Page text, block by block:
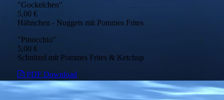
"Gockelchen"
5,00 €
Hähnchen - Nuggets mit Pommes Frites
"Pinocchio"
5,00 €
Schnitzel mit Pommes Frites & Ketchup
PDF Download